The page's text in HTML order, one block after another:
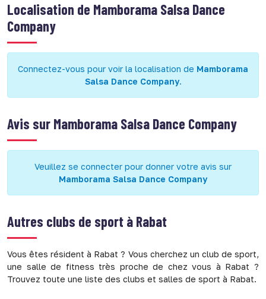
Localisation de Mamborama Salsa Dance
Company
Connectez-vous pour voir la localisation de Mamborama
Salsa Dance Company.
Avis sur Mamborama Salsa Dance Company
Veuillez se connecter pour donner votre avis sur
Mamborama Salsa Dance Company
Autres clubs de sport à Rabat
Vous êtes résident à Rabat ? Vous cherchez un club de sport,
une salle de fitness très proche de chez vous à Rabat ?
Trouvez toute une liste des clubs et salles de sport à Rabat.